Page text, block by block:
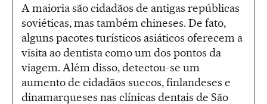
A maioria são cidadãos de antigas repúblicas
soviéticas, mas também chineses. De fato,
alguns pacotes turísticos asiáticos oferecem a
visita ao dentista como um dos pontos da
viagem. Além disso, detectou-se um
aumento de cidadãos suecos, finlandeses e
dinamarqueses nas clínicas dentais de São